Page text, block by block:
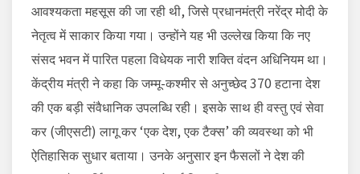
आवश्यकता महसूस की जा रही थी, जिसे प्रधानमंत्री नरेंद्र मोदी के
नेतृत्व में साकार किया गया। उन्होंने यह भी उल्लेख किया कि नए
संसद भवन में पारित पहला विधेयक नारी शक्ति वंदन अधिनियम था।
केंद्रीय मंत्री ने कहा कि जम्मू-कश्मीर से अनुच्छेद 370 हटाना देश
की एक बड़ी संवैधानिक उपलब्धि रही। इसके साथ ही वस्तु एवं सेवा
कर (जीएसटी) लागू कर ‘एक देश, एक टैक्स’ की व्यवस्था को भी
ऐतिहासिक सुधार बताया। उनके अनुसार इन फैसलों ने देश की